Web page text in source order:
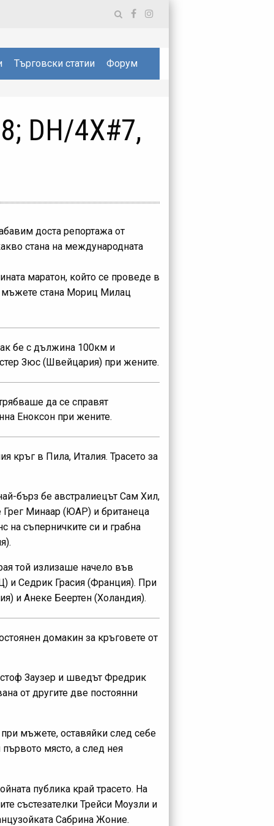
Търговски статии Форум
DH/4X#7,
доста репортажа от
стана на международната
маратон, който се проведе в
мъжете стана Мориц Милац
бе с дължина 100км и
Зюс (Швейцария) при жените.
да се справят
Еноксон при жените.
кръг в Пила, Италия. Трасето за
бърз бе австралиецът Сам Хил,
Грег Минаар (ЮАР) и британеца
съперничките си и грабна
той излизаше начело във
и Седрик Грасия (Франция). При
и Анеке Беертен (Холандия).
домакин за кръговете от
Заузер и шведът Фредрик
от другите две постоянни
мъжете, оставяйки след себе
място, а след нея
публика край трасето. На
състезателки Трейси Моузли и
Сабрина Жоние.